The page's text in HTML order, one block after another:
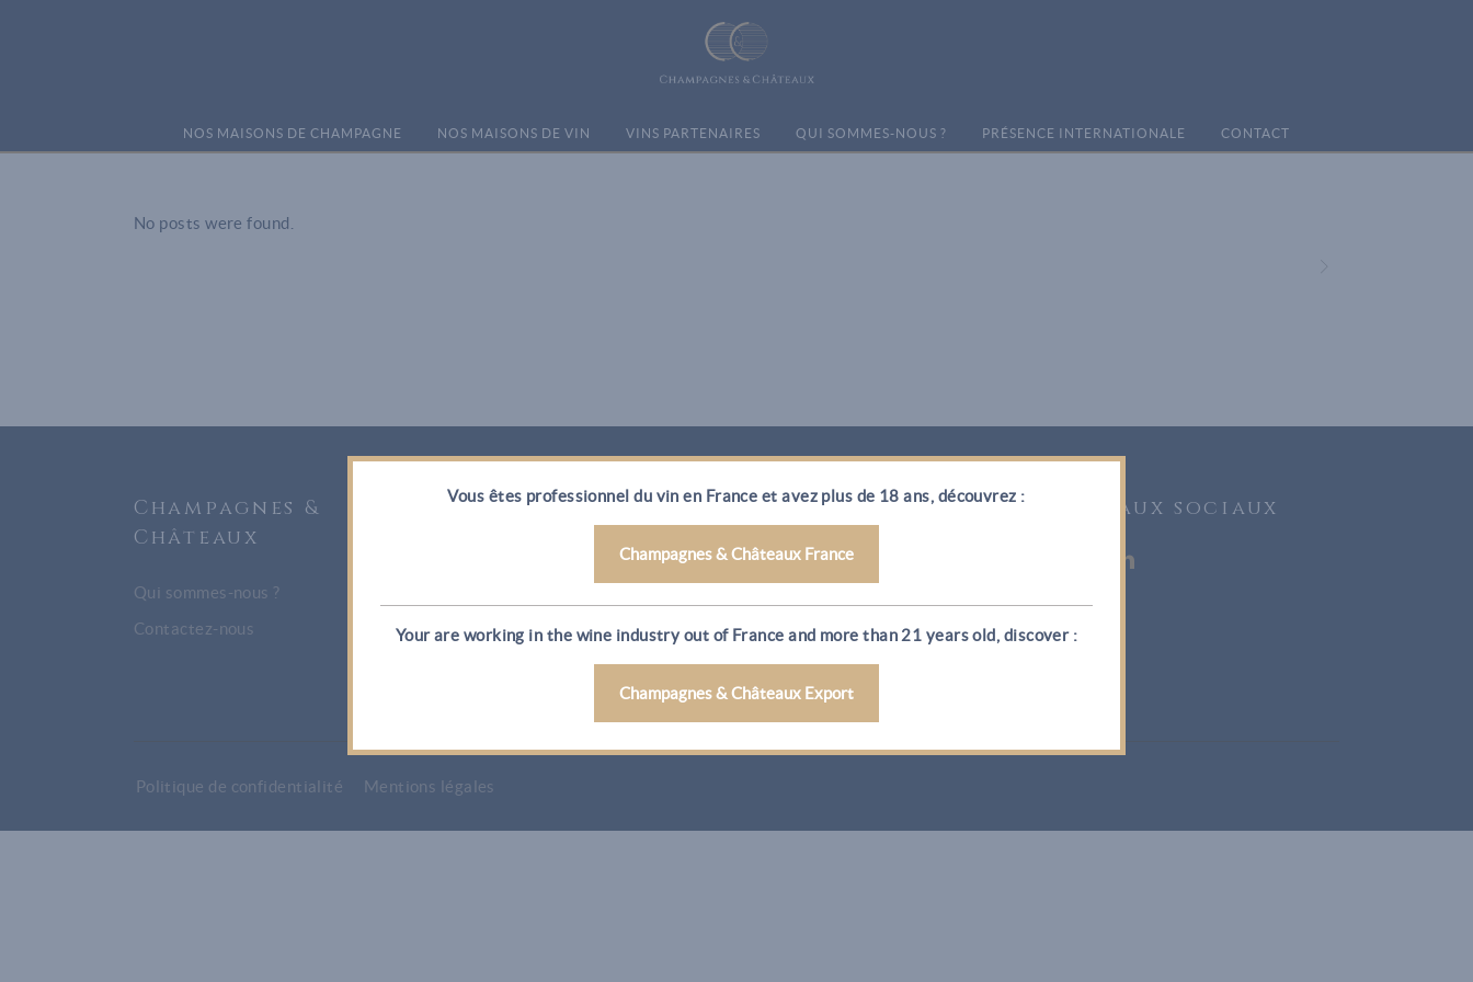
NOS MAISONS DE CHAMPAGNE NOS MAISONS DE VIN VINS PARTENAIRES QUI SOMMES-NOUS ? PRÉSENCE INTERNATIONALE CONTACT
No posts were found.
Champagnes &
Châteaux
Qui sommes-nous ?
Contactez-nous
Nos maisons de
Joseph Perrier
Nos Maisons de Vin
Dourthe
Kressmann
Réseaux sociaux
Politique de confidentialité Mentions légales
Vous êtes professionnel du vin en France et avez plus de 18 ans, découvrez :
Champagnes & Châteaux France
Your are working in the wine industry out of France and more than 21 years old, discover :
Champagnes & Châteaux Export